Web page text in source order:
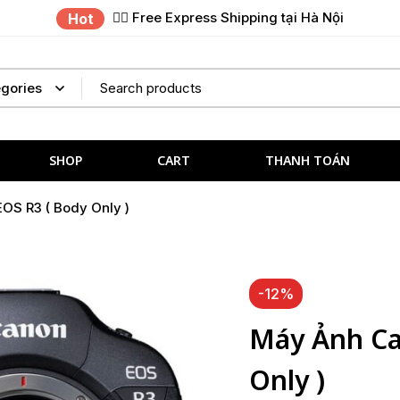
Hot ✌🏼 Free Express Shipping tại Hà Nội
SHOP CART THANH TOÁN
R3 ( Body Only )
-12%
Máy Ảnh
Only )